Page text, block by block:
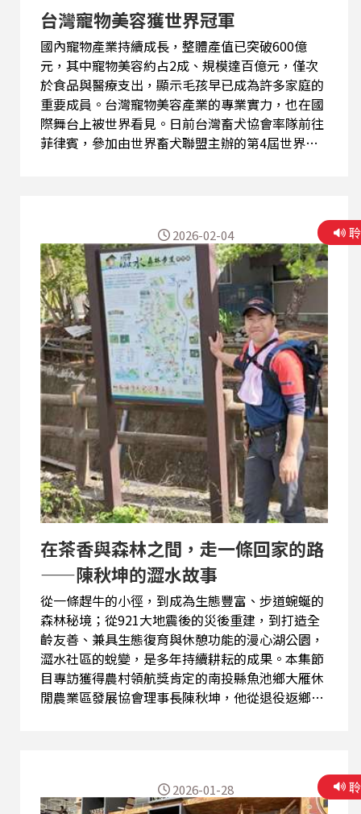
台灣寵物美容獲世界冠軍
國內寵物產業持續成長，整體產值已突破600億
元，其中寵物美容約占2成、規模達百億元，僅次
於食品與醫療支出，顯示毛孩早已成為許多家庭的
重要成員。台灣寵物美容產業的專業實力，也在國
際舞台上被世界看見。日前台灣畜犬協會率隊前往
菲律賓，參加由世界畜犬聯盟主辦的第4屆世界畜
灣畜犬協會理事長，從第一線觀察出發，分享台灣
寵物美容產業的發展現況，解析百億元市場背後，
飼主觀念與專業需求如何快速轉變。同時也將帶我
們走進國際賽場，揭開寵物美容競賽不只是比造
型，更比細節、耐心與對犬隻理解的真實樣貌。從
一把剪刀開始，看見人與動物之間的信任連結，也
看見台灣寵物產業如何一步步站上世界舞台。
在茶香與森林之間，走一條回家的路
——陳秋坤的澀水故事
從一條趕牛的小徑，到成為生態豐富、步道蜿蜒的
森林秘境；從921大地震後的災後重建，到打造全
齡友善、兼具生態復育與休憩功能的漫心湖公園，
澀水社區的蛻變，是多年持續耕耘的成果。本集節
目專訪獲得農村領航獎肯定的南投縣魚池鄉大雁休
閒農業區發展協會理事長陳秋坤，他從退役返鄉開
作。他帶領團隊注入生態保育理念，將手作步道、
2026-02-04
2026-01-28